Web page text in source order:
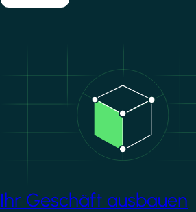
Ihr Geschäft ausbauen